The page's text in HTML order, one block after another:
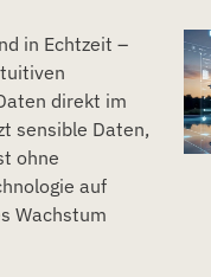
in Echtzeit –
direkt im
sensible Daten,
ohne
auf
Wachstum